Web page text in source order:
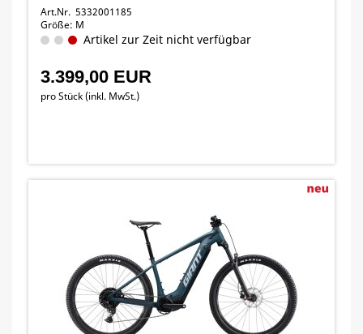
Art.Nr. 5332001185
Größe: M
Artikel zur Zeit nicht verfügbar
3.399,00 EUR
pro Stück (inkl. MwSt.)